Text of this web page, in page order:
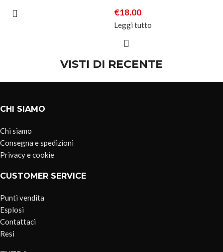
€18.00
Leggi tutto
VISTI DI RECENTE
CHI SIAMO
Chi siamo
Consegna e spedizioni
Privacy e cookie
CUSTOMER SERVICE
Punti vendita
Esplosi
Contattaci
Resi